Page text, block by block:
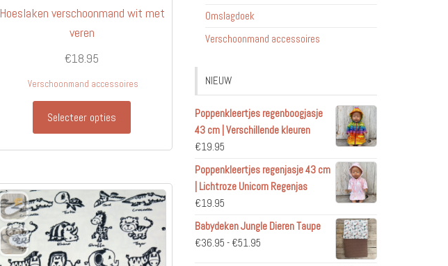
Hoeslaken verschoonmand wit met
veren
€18.95
Verschoonmand accessoires
Selecteer opties
Omslagdoek
Verschoonmand accessoires
NIEUW
Poppenkleertjes regenboogjasje
43 cm | Verschillende kleuren
€19.95
Poppenkleertjes regenjasje 43 cm
| Lichtroze Unicorn Regenjas
€19.95
Babydeken Jungle Dieren Taupe
€36.95 - €51.95Prijsklasse: